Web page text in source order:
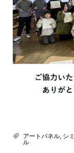
アートパネル, シ
ル